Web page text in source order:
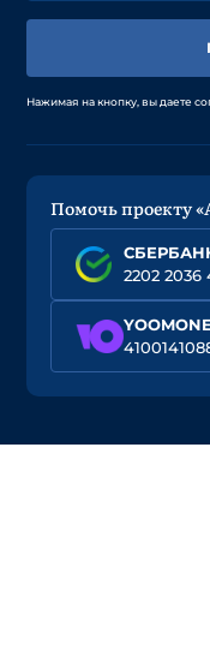
Нажимая на кнопку, вы даете
Помочь проекту
2202 2036